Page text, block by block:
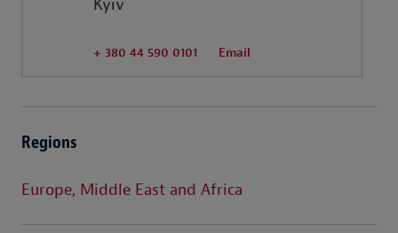
Kyiv
+ 380 44 590 0101 Email
Regions
Europe, Middle East and Africa